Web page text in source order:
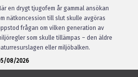
en drygt tjugofem år gammal ansökan
nätkoncession till slut skulle avgöras
frågan om vilken generation av
som skulle tillämpas – den äldre
eller miljöbalken.
08/2026